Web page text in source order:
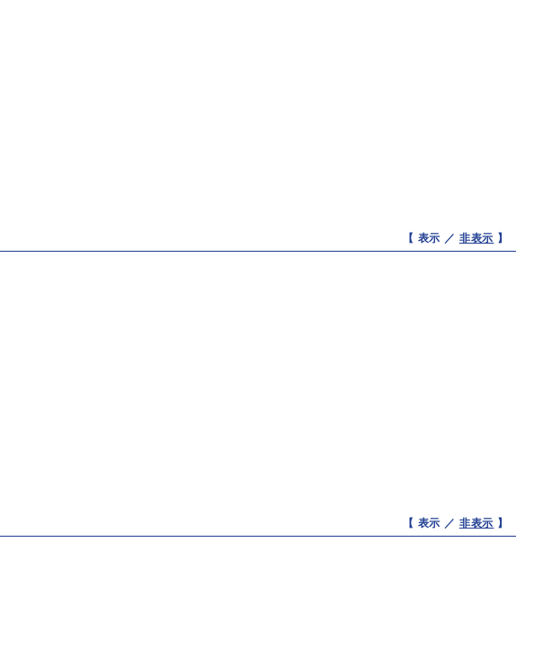
【 表示 ／ 非表示 】
【 表示 ／ 非表示 】